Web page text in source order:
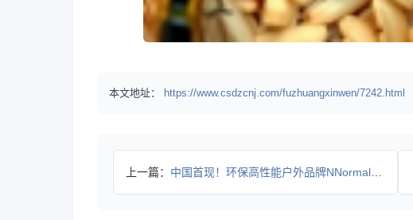
本文地址： https://www.csdzcnj.com/fuzhuangxinwen/7242.html
上一篇： 中国首现！环保高性能户外品牌NNormal登陆，如何引领可持